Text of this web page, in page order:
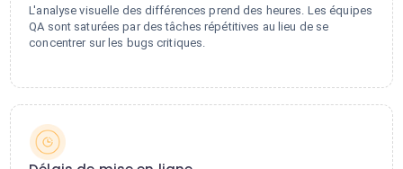
L'analyse visuelle des différences prend des heures. Les équipes
QA sont saturées par des tâches répétitives au lieu de se
concentrer sur les bugs critiques.